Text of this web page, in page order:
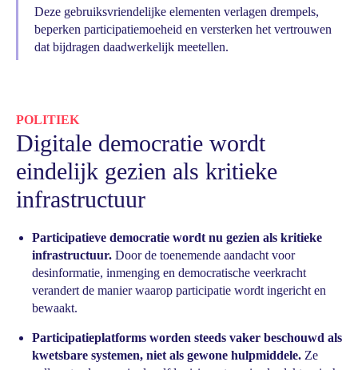
Deze gebruiksvriendelijke elementen verlagen drempels,
beperken participatiemoeheid en versterken het vertrouwen
dat bijdragen daadwerkelijk meetellen.
POLITIEK
Digitale democratie wordt
eindelijk gezien als kritieke
infrastructuur
Participatieve democratie wordt nu gezien als kritieke
infrastructuur. Door de toenemende aandacht voor
desinformatie, inmenging en democratische veerkracht
verandert de manier waarop participatie wordt ingericht en
bewaakt.
Participatieplatforms worden steeds vaker beschouwd als
kwetsbare systemen, niet als gewone hulpmiddele. Ze